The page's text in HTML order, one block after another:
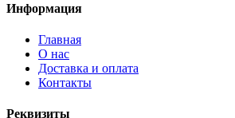
Информация
Главная
О нас
Доставка и оплата
Контакты
Реквизиты